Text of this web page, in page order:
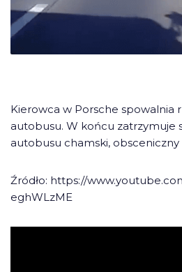
Kierowca w Porsche spowalnia
autobusu. W końcu zatrzymuje
autobusu chamski, obsceniczny
Źródło: https://
eghWLzME